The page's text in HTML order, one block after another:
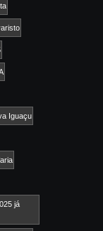
Iguaçu
já